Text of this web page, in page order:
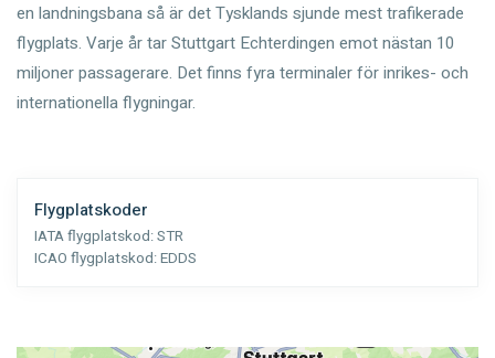
en landningsbana så är det Tysklands sjunde mest trafikerade
flygplats. Varje år tar Stuttgart Echterdingen emot nästan 10
miljoner passagerare. Det finns fyra terminaler för inrikes- och
internationella flygningar.
Flygplatskoder
IATA flygplatskod:STR
ICAO flygplatskod:EDDS